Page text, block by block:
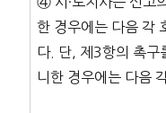
한 경우에는 다음 각
다. 단, 제3항의 촉구
니한 경우에는 다음